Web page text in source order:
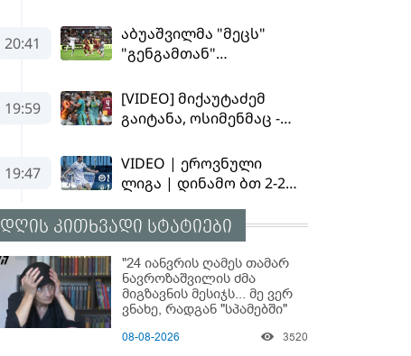
დღის კითხვადი სტატიები
"24 იანვრის ღამეს თამარ
ნავროზაშვილის ძმა
მიგზავნის მესიჯს... მე ვერ
ვნახე, რადგან "სპამებში"
იმნაძის ბიძამ ეკა
08-08-2026 3520